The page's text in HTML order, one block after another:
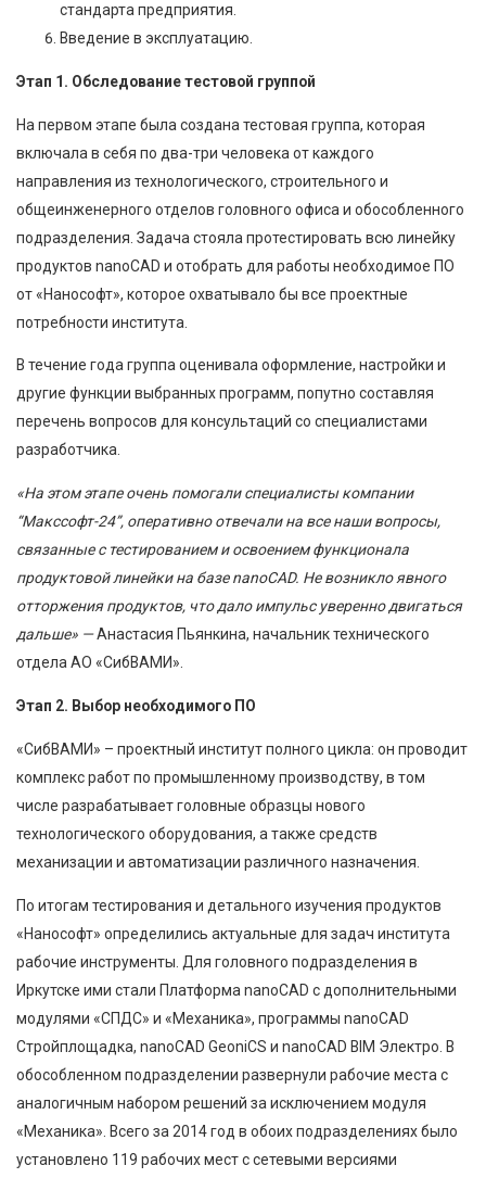
стандарта предприятия.
Введение в эксплуатацию.
Этап 1. Обследование тестовой группой
На первом этапе была создана тестовая группа, которая
включала в себя по два-три человека от каждого
направления из технологического, строительного и
общеинженерного отделов головного офиса и обособленного
подразделения. Задача стояла протестировать всю линейку
продуктов nanoCAD и отобрать для работы необходимое ПО
от «Нанософт», которое охватывало бы все проектные
потребности института.
В течение года группа оценивала оформление, настройки и
другие функции выбранных программ, попутно составляя
перечень вопросов для консультаций со специалистами
разработчика.
«На этом этапе очень помогали специалисты компании
“Макссофт-24”, оперативно отвечали на все наши вопросы,
связанные с тестированием и освоением функционала
продуктовой линейки на базе nanoCAD. Не возникло явного
отторжения продуктов, что дало импульс уверенно двигаться
дальше» —Анастасия Пьянкина, начальник технического
отдела АО «СибВАМИ».
Этап 2. Выбор необходимого ПО
«СибВАМИ» – проектный институт полного цикла: он проводит
комплекс работ по промышленному производству, в том
числе разрабатывает головные образцы нового
технологического оборудования, а также средств
механизации и автоматизации различного назначения.
По итогам тестирования и детального изучения продуктов
«Нанософт» определились актуальные для задач института
рабочие инструменты. Для головного подразделения в
Иркутске ими стали Платформа nanoCAD c дополнительными
модулями «СПДС» и «Механика», программы nanoCAD
Стройплощадка, nanoCAD GeoniCS и nanoCAD BIM Электро. В
обособленном подразделении развернули рабочие места с
аналогичным набором решений за исключением модуля
«Механика». Всего за 2014 год в обоих подразделениях было
установлено 119 рабочих мест с сетевыми версиями